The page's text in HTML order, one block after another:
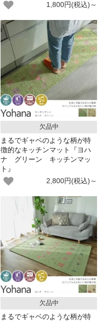
1,800円(税込)～
欠品中
まるでギャベのような柄が特
徴的なキッチンマット『ヨハ
ナ グリーン キッチンマッ
ト』
2,800円(税込)～
欠品中
まるでギャベのような柄が特